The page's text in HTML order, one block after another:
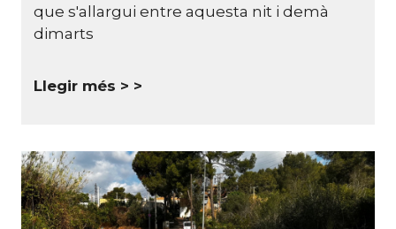
que s'allargui entre aquesta nit i demà
dimarts
Llegir més >